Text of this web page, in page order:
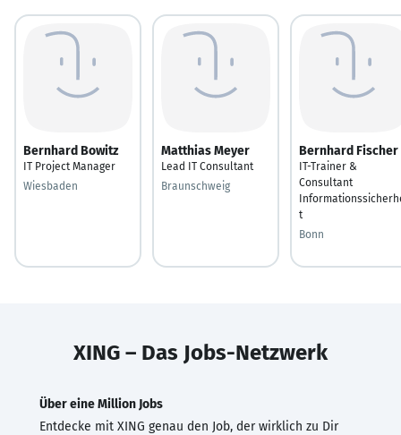
Bernhard Bowitz
IT Project Manager
Wiesbaden
Matthias Meyer
Lead IT Consultant
Braunschweig
Bernhard Fischer
IT-Trainer &
Consultant
t
Bonn
XING – Das Jobs-Netzwerk
Über eine Million Jobs
Entdecke mit XING genau den Job, der wirklich zu Dir